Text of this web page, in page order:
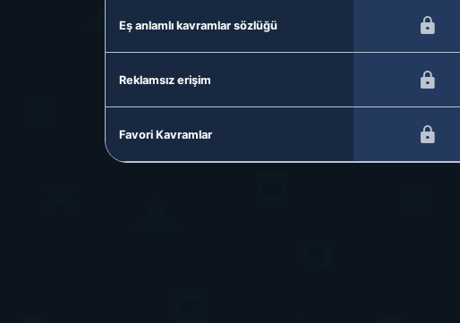
Eş anlamlı kavramlar sözlüğü
Reklamsız erişim
Favori Kavramlar